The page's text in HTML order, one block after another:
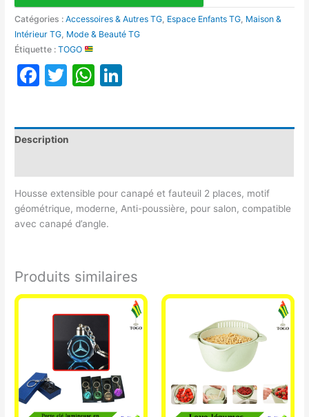
Catégories :Accessoires & Autres TG Espace Enfants TG Maison &
Intérieur TG Mode & Beauté TG
Étiquette :TOGO
Facebook
TwitterWhatsApp
Description
Housse extensible pour canapé et fauteuil 2 places, motif
géométrique, moderne, Anti-poussière, pour salon, compatible
avec canapé d’angle.
Produits similaires